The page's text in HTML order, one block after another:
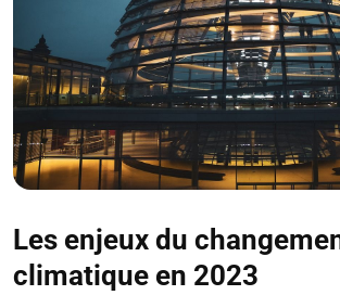
Les enjeux du
climatique en 2023